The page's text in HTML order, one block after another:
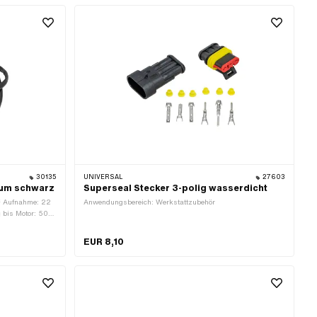
30135
schwarz
Aufnahme: 22
bis Motor: 50
UNIVERSAL 27603
Superseal Stecker 3-polig wasserdicht
Anwendungsbereich: Werkstattzubehör
EUR 8,10